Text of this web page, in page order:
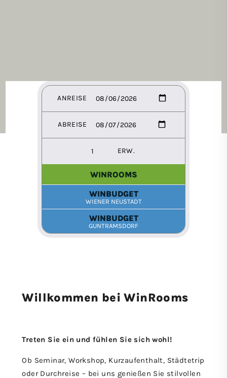
Willkommen bei WinRooms
Treten Sie ein und fühlen Sie sich wohl!
Ob Seminar, Workshop, Kurzaufenthalt, Städtetrip
oder Durchreise – bei uns genießen Sie stilvollen